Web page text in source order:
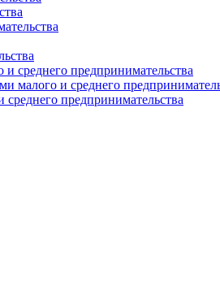
среднего предпринимательства
малого и среднего
предпринимательства